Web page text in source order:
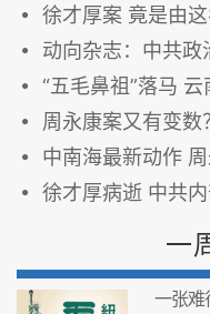
徐才厚案 竟是由
动向杂志：中共政
“五毛鼻祖”落马
周永康案又有变数
中南海最新动作 周
徐才厚病逝 中共
一
一张难